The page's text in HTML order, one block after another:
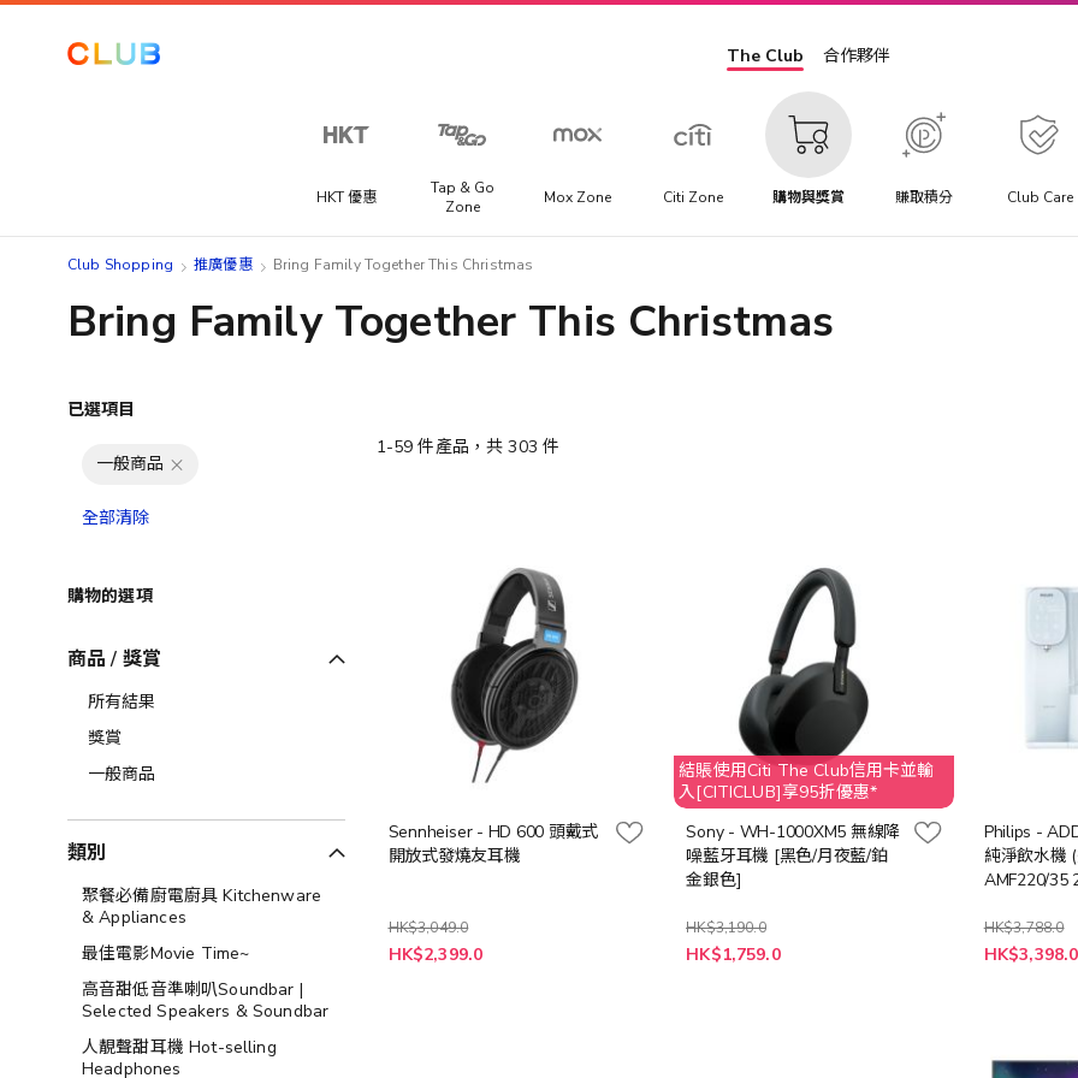
The Club 合作夥伴
HKT 優惠
Tap & Go
Zone
Mox Zone Citi Zone 購物與獎賞 賺取積分 Club Care
Club Shopping 推廣優惠 Bring Family Together This Christmas
Bring Family Together This Christmas
1-59 件產品，共303 件
Sennheiser - HD 600 頭戴式
開放式發燒友耳機
HK$3,049.0
特
殊
HK$2,399.0
結賬使用Citi The Club信用卡並輸
入[CITICLUB]享95折優惠*
Sony - WH-1000XM5 無線降
噪藍牙耳機 [黑色/月夜藍/鉑
金銀色]
HK$3,190.0
HK$1,759.0
Philips -
純淨飲水機
AMF220/35
$3388))
HK$3,788.0
特
殊
HK$3,398.0
已選項目
一般商品
全部清除
購物的選項
商品 / 獎賞
所有結果
獎賞
一般商品
類別
聚餐必備廚電廚具 Kitchenware
& Appliances
最佳電影Movie Time~
高音甜低音準喇叭Soundbar |
Selected Speakers & Soundbar
人靚聲甜耳機 Hot-selling
Headphones